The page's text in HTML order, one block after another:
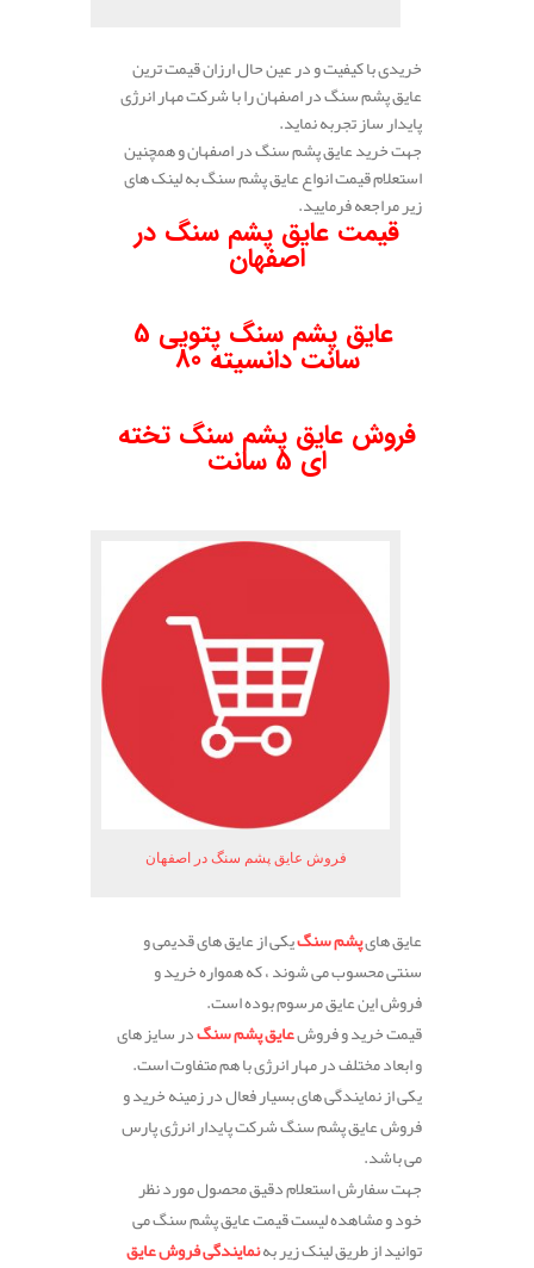
خریدی با کیفیت و در عین حال ارزان قیمت ترین
عایق پشم سنگ در اصفهان را با شرکت مهار انرژی
پایدار ساز تجربه نماید.
جهت خرید عایق پشم سنگ در اصفهان و همچنین
استعلام قیمت انواع عایق پشم سنگ به لینک های
زیر مراجعه فرمایید.
قیمت عایق پشم سنگ در
اصفهان
عایق پشم سنگ پتویی 5
سانت دانسیته 80
فروش عایق پشم سنگ تخته
ای 5 سانت
فروش عایق پشم سنگ در اصفهان
عایق هایپشم سنگیکی از عایق های قدیمی و
سنتی محسوب می شوند ، که همواره خرید و
فروش این عایق مرسوم بوده است.
قیمت خرید و فروشعایق پشم سنگدر سایز های
و ابعاد مختلف در مهار انرژی با هم متفاوت است.
یکی از نمایندگی های بسیار فعال در زمینه خرید و
فروش عایق پشم سنگ شرکت پایدار انرژی پارس
می باشد.
جهت سفارش استعلام دقیق محصول مورد نظر
خود و مشاهده لیست قیمت عایق پشم سنگ می
توانید از طریق لینک زیر بهنمایندگی فروش عایق